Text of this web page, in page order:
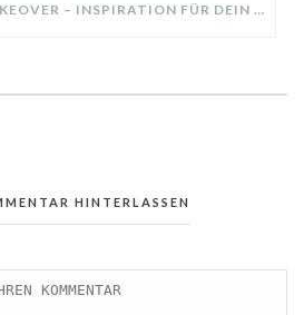
SCHLAFZIMMER MAKEOVER – INSPIRATION FÜR DEIN SCHLAFZIMMER: AUS ALT MACH NEU – HELL, GEMÜTLICH UND EINLADEND
HINTERLASSEN